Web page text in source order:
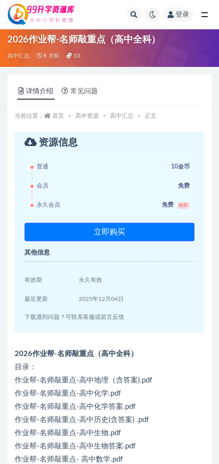
登录
2026作业帮-名师敲重点（高中全科）
高中汇总 8 月前 10
详情介绍 常见问题
当前位置： 首页 高中资源 高中汇总 正文
资源信息
普通 10金币
会员 免费
永久会员 免费 推荐
立即购买
其他信息
有效期 永久有效
最近更新 2025年12月04日
下载遇到问题？可联系客服或留言反馈
2026作业帮-名师敲重点（高中全科）
目录：
作业帮-名师敲重点-高中地理（含答案).pdf
作业帮-名师敲重点-高中化学.pdf
作业帮-名师敲重点-高中化学答案.pdf
作业帮-名师敲重点-高中历史(含答案) .pdf
作业帮-名师敲重点-高中生物.pdf
作业帮-名师敲重点-高中生物答案.pdf
作业帮-名师敲重点- 高中数学.pdf